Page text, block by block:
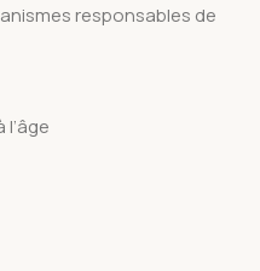
responsables de